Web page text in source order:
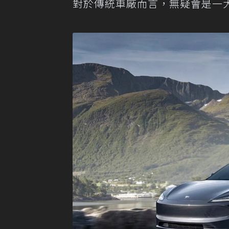
對於傳統車廠而言，無疑會是一